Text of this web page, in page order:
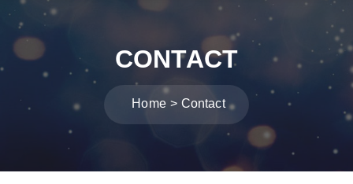
CONTACT
Home Contact